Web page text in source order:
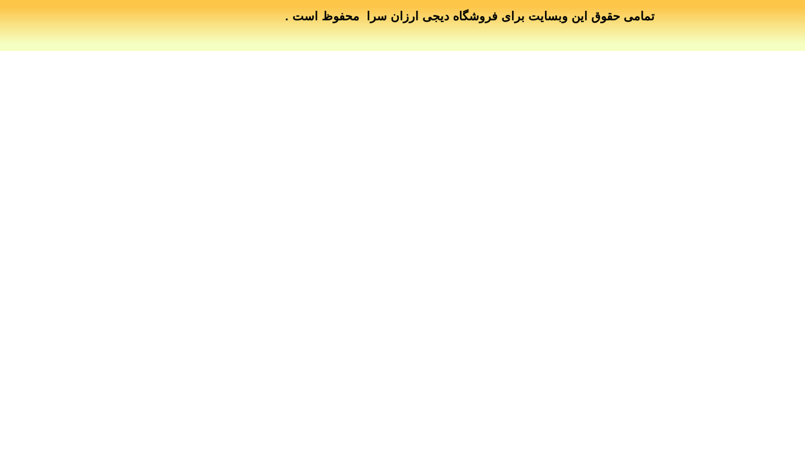
تمامی حقوق این وبسایت برای فروشگاه دیجی ارزان سرا محفوظ است .